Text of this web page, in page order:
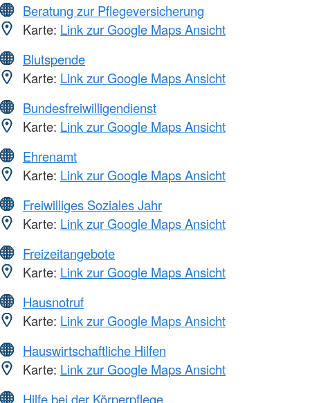
Beratung zur Pflegeversicherung
Karte: Link zur Google Maps Ansicht
Blutspende
Karte: Link zur Google Maps Ansicht
Bundesfreiwilligendienst
Karte: Link zur Google Maps Ansicht
Ehrenamt
Karte: Link zur Google Maps Ansicht
Freiwilliges Soziales Jahr
Karte: Link zur Google Maps Ansicht
Freizeitangebote
Karte: Link zur Google Maps Ansicht
Hausnotruf
Karte: Link zur Google Maps Ansicht
Hauswirtschaftliche Hilfen
Karte: Link zur Google Maps Ansicht
Hilfe bei der Körperpflege